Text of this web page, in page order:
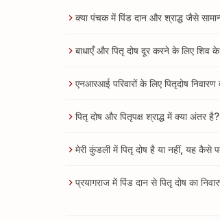
क्या पंचक में पिंड दान और श्राद्ध जैसे
बाधाएँ और पितृ दोष दूर करने के लिए शिव
एनआरआई परिवारों के लिए पितृदोष
पितृ दोष और पितृपक्ष श्राद्ध में क्या अंतर है?
मेरी कुंडली में पितृ दोष है या नहीं, यह कैसे
प्रयागराज में पिंड दान से पितृ दोष का